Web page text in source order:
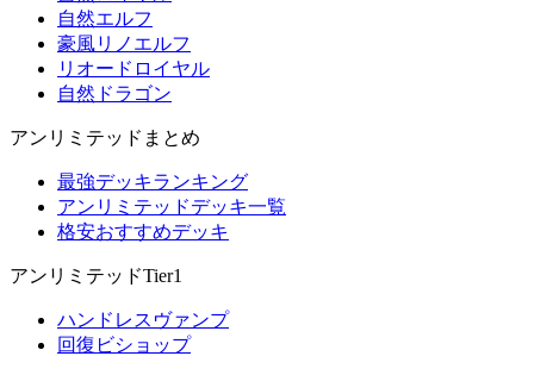
自然エルフ
豪風リノエルフ
リオードロイヤル
自然ドラゴン
アンリミテッドまとめ
最強デッキランキング
アンリミテッドデッキ一覧
格安おすすめデッキ
アンリミテッドTier1
ハンドレスヴァンプ
回復ビショップ